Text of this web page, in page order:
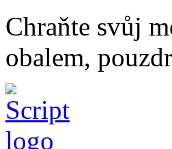
Chraňte svůj
obalem,